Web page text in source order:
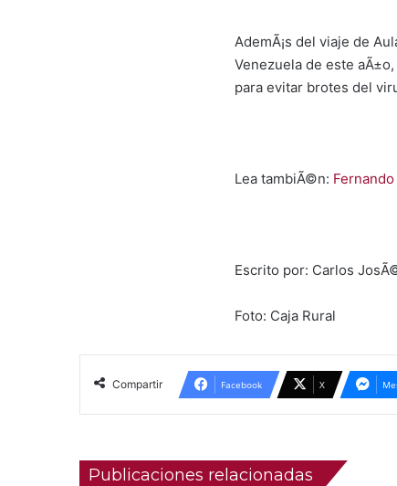
AdemÃ¡s del viaje de
Venezuela de este
para evitar brotes del
Lea tambiÃ©n:
Escrito por: Carlos
Foto: Caja Rural
Compartir Facebook X
Publicaciones relacionadas